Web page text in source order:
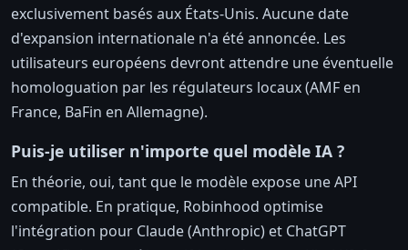
exclusivement basés aux États-Unis. Aucune date
d'expansion internationale n'a été annoncée. Les
utilisateurs européens devront attendre une éventuelle
homologuation par les régulateurs locaux (AMF en
France, BaFin en Allemagne).
Puis-je utiliser n'importe quel modèle IA ?
En théorie, oui, tant que le modèle expose une API
compatible. En pratique, Robinhood optimise
l'intégration pour Claude (Anthropic) et ChatGPT